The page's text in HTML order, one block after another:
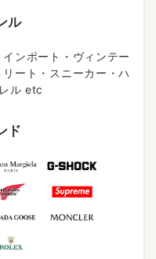
ル
ンポート・ヴィンテー
ート・スニーカー・ハ
ル etc
ド